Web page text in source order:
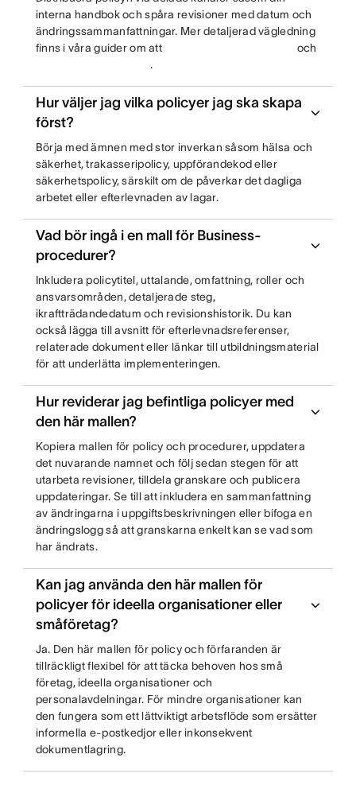
interna handbok och spåra revisioner med datum och
ändringssammanfattningar. Mer detaljerad vägledning
finns i våra guider om att
och
.
Hur väljer jag vilka policyer jag ska skapa
först?
Börja med ämnen med stor inverkan såsom hälsa och
säkerhet, trakasseripolicy, uppförandekod eller
säkerhetspolicy, särskilt om de påverkar det dagliga
arbetet eller efterlevnaden av lagar.
Vad bör ingå i en mall för Business-
procedurer?
Inkludera policytitel, uttalande, omfattning, roller och
ansvarsområden, detaljerade steg,
ikraftträdandedatum och revisionshistorik. Du kan
också lägga till avsnitt för efterlevnadsreferenser,
relaterade dokument eller länkar till utbildningsmaterial
för att underlätta implementeringen.
Hur reviderar jag befintliga policyer med
den här mallen?
Kopiera mallen för policy och procedurer, uppdatera
det nuvarande namnet och följ sedan stegen för att
utarbeta revisioner, tilldela granskare och publicera
uppdateringar. Se till att inkludera en sammanfattning
av ändringarna i uppgiftsbeskrivningen eller bifoga en
ändringslogg så att granskarna enkelt kan se vad som
har ändrats.
Kan jag använda den här mallen för
policyer för ideella organisationer eller
småföretag?
Ja. Den här mallen för policy och förfaranden är
tillräckligt flexibel för att täcka behoven hos små
företag, ideella organisationer och
personalavdelningar. För mindre organisationer kan
den fungera som ett lättviktigt arbetsflöde som ersätter
informella e-postkedjor eller inkonsekvent
dokumentlagring.